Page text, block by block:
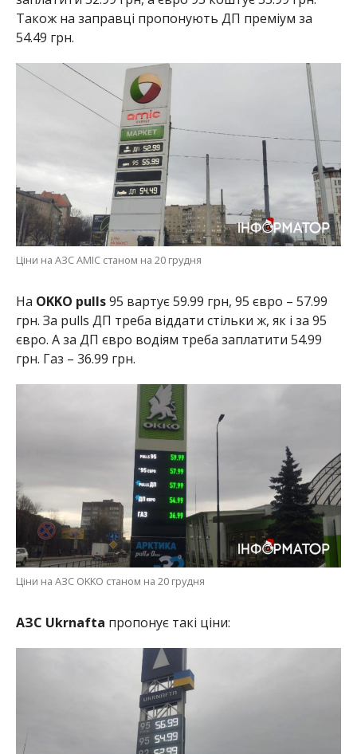
Також на заправці пропонують ДП преміум за
54.49 грн.
Ціни на АЗС АМІС станом на 20 грудня
На OKKO pulls95 вартує 59.99 грн, 95 євро – 57.99
грн. За pulls ДП треба віддати стільки ж, як і за 95
євро. А за ДП євро водіям треба заплатити 54.99
грн. Газ – 36.99 грн.
Ціни на АЗС OKKO станом на 20 грудня
АЗС Ukrnafta пропонує такі ціни: